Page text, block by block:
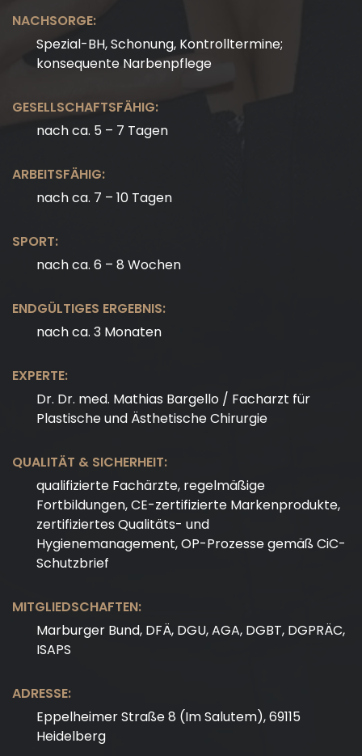
NACHSORGE:
Spezial-BH, Schonung, Kontrolltermine;
konsequente Narbenpflege
GESELLSCHAFTSFÄHIG:
nach ca. 5 – 7 Tagen
ARBEITSFÄHIG:
nach ca. 7 – 10 Tagen
SPORT:
nach ca. 6 – 8 Wochen
ENDGÜLTIGES ERGEBNIS:
nach ca. 3 Monaten
EXPERTE:
Dr. Dr. med. Mathias Bargello / Facharzt für
Plastische und Ästhetische Chirurgie
QUALITÄT & SICHERHEIT:
qualifizierte Fachärzte, regelmäßige
Fortbildungen, CE-zertifizierte Markenprodukte,
zertifiziertes Qualitäts- und
Hygienemanagement, OP-Prozesse gemäß CiC-
Schutzbrief
MITGLIEDSCHAFTEN:
Marburger Bund, DFÄ, DGU, AGA, DGBT, DGPRÄC,
ISAPS
ADRESSE:
Eppelheimer Straße 8 (Im Salutem), 69115
Heidelberg